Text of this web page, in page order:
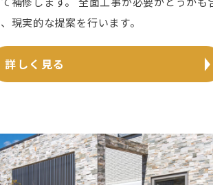
現実的な提案を行います。
詳しく見る